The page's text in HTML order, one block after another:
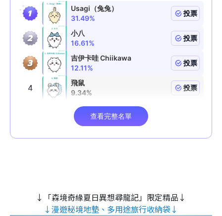
↓「森境奇緣夏日異想尋龍記」限定精品↓
↓漫遊秘境地墊、多用途旅行收納袋↓